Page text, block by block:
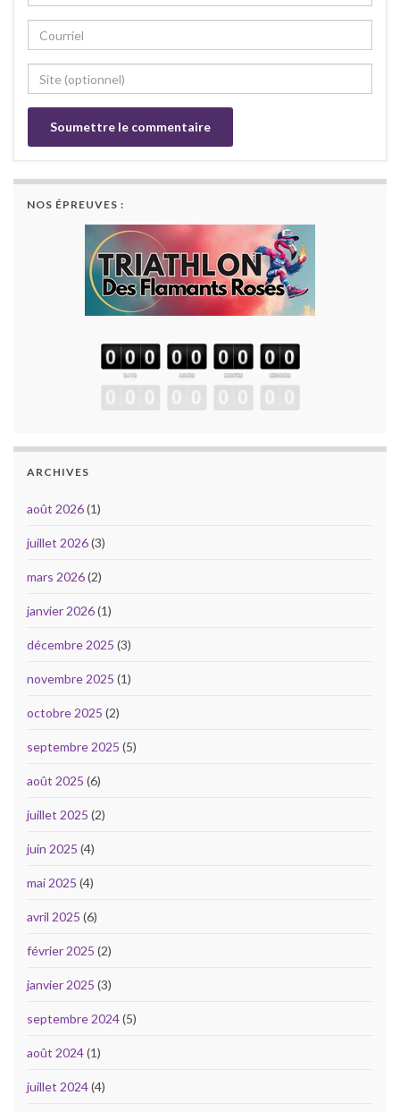
NOS ÉPREUVES :
ARCHIVES
août 2026(1)
juillet 2026(3)
mars 2026(2)
janvier 2026(1)
décembre 2025 (3)
novembre 2025 (1)
octobre 2025 (2)
septembre 2025 (5)
août 2025 (6)
juillet 2025 (2)
juin 2025 (4)
mai 2025 (4)
avril 2025 (6)
février 2025 (2)
janvier 2025 (3)
septembre 2024(5)
août 2024(1)
juillet 2024(4)